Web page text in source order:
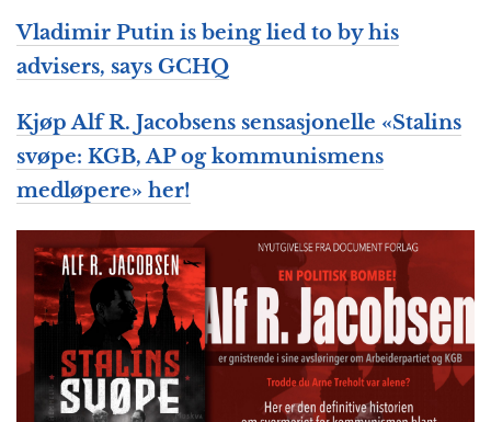
Vladimir Putin is being lied to by his
advisers, says GCHQ
Kjøp Alf R. Jacobsens sensasjonelle «Stalins
svøpe: KGB, AP og kommunismens
medløpere» her!